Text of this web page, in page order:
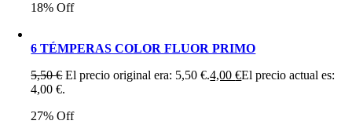
18% Off
6 TÉMPERAS COLOR FLUOR PRIMO
5,50€ El precio original era: 5,50 €.4,00€El precio actual es:
4,00 €.
27% Off